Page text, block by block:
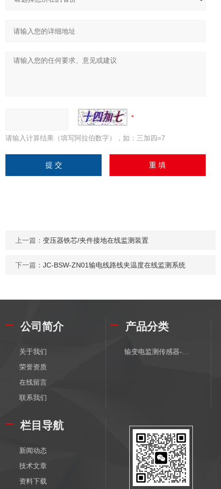
请输入计算结果（填写阿拉伯数字），如：三加四=7
上一篇：变压器铁芯/夹件接地在线监测装置
下一篇：JC-BSW-ZN01输电线路线夹温度在线监测系统
公司简介
关于我们
荣誉资质
在线留言
联系我们
产品分类
栏目导航
新闻动态
技术文章
资料下载